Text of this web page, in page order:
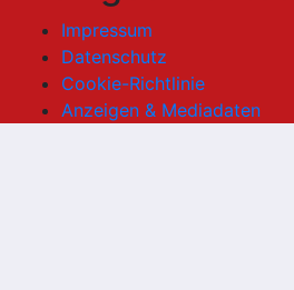
Impressum
Datenschutz
Cookie-Richtlinie
Anzeigen & Mediadaten